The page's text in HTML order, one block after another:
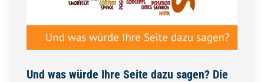
Und was würde Ihre Seite dazu sagen? Die